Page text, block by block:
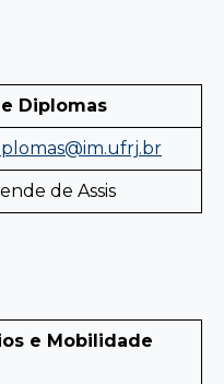
Diplomas
de Assis
e Mobilidade